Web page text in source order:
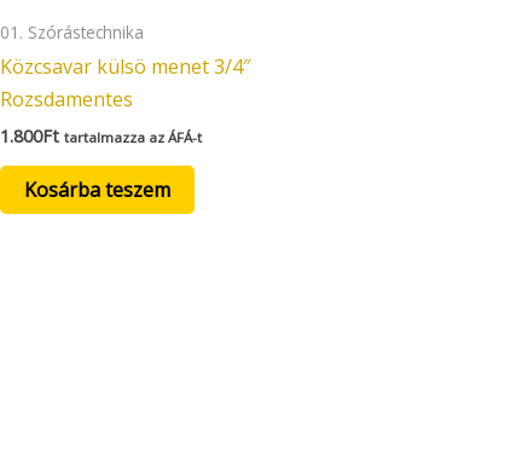
01. Szórástechnika
Közcsavar külsö menet 3/4″
Rozsdamentes
1.800Ft tartalmazza az ÁFÁ-t
Kosárba teszem